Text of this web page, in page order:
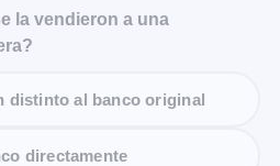
la vendieron a una
distinto al banco original
directamente